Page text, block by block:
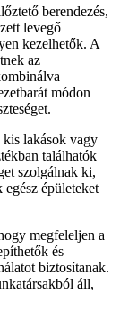
berendezés,
levegő
kezelhetők. A
az
módon
kis lakások vagy
találhatók
szolgálnak ki,
épületeket
megfeleljen a
és
biztosítanak.
áll,